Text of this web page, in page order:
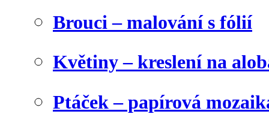
Brouci – malování s fólií
Květiny – kreslení na
Ptáček – papírová